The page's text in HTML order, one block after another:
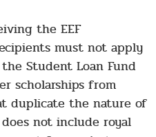
the EEF
must not apply
Student Loan Fund
scholarships from
duplicate the nature of
not include royal